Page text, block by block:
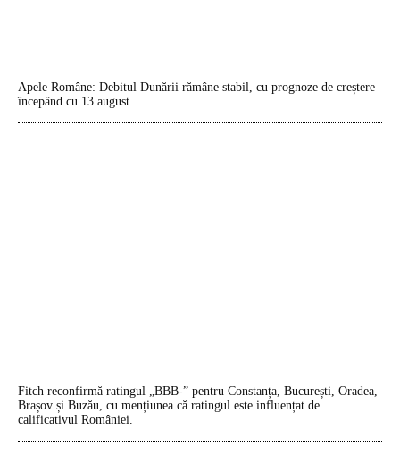
Apele Române: Debitul Dunării rămâne stabil, cu prognoze de creștere
începând cu 13 august
Fitch reconfirmă ratingul „BBB-” pentru Constanța, București, Oradea,
Brașov și Buzău, cu mențiunea că ratingul este influențat de
calificativul României.